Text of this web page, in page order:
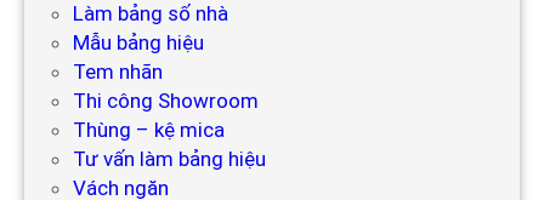
Làm bảng số nhà
Mẫu bảng hiệu
Tem nhãn
Thi công Showroom
Thùng – kệ mica
Tư vấn làm bảng hiệu
Vách ngăn